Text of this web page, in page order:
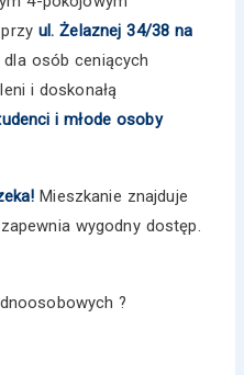
ul. Żelaznej 34/38 na
dla osób ceniących
i doskonałą
i młode osoby
Mieszkanie znajduje
wygodny dostęp.
?